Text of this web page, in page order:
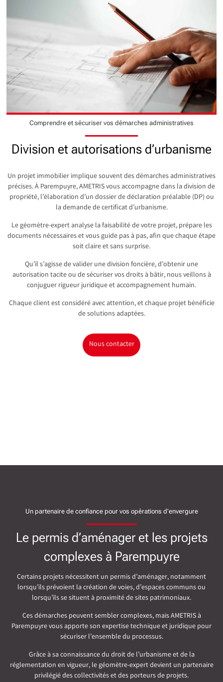
Comprendre et sécuriser vos démarches administratives
Division et autorisations d’urbanisme
Un projet immobilier implique souvent des démarches administratives
précises. À Parempuyre, AMETRIS vous accompagne dans la division de
propriété, l’élaboration d’un dossier de déclaration préalable (DP) ou
la demande de certificat d’urbanisme.
Le géomètre-expert analyse la faisabilité de votre projet, prépare les
documents nécessaires et vous guide pas à pas, afin que chaque étape
soit claire et sans surprise.
Qu’il s’agisse de valider une division foncière, d’obtenir une
autorisation tacite ou de sécuriser vos droits à bâtir, nous veillons à
conjuguer rigueur juridique et accompagnement humain.
Chaque client est considéré avec attention, et chaque projet bénéficie
de solutions adaptées.
Nous contacter
Un partenaire de confiance pour vos opérations d’envergure
Le permis d’aménager et les projets
complexes à Parempuyre
Certains projets nécessitent un permis d’aménager, notamment
lorsqu’ils prévoient la création de voies, d’espaces communs ou
lorsqu’ils se situent à proximité de sites patrimoniaux.
Ces démarches peuvent sembler complexes, mais AMETRIS à
Parempuyre vous apporte son expertise technique et juridique pour
sécuriser l’ensemble du processus.
Grâce à sa connaissance du droit de l’urbanisme et de la
réglementation en vigueur, le géomètre-expert devient un partenaire
privilégié des collectivités et des porteurs de projets.